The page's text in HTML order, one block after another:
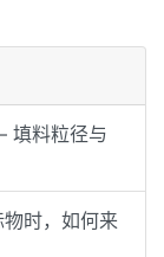
料粒径与
时，如何来